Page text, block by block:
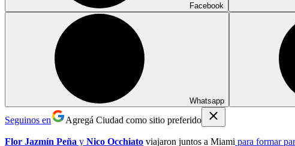
Facebook
Whatsapp
Seguinos en Agregá Ciudad como sitio preferido
Flor Jazmín Peña y Nico Occhiato viajaron juntos a Miami para formar